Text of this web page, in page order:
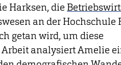
Harksen, die
an der Hochschule
getan wird, um diese
analysiert Amelie